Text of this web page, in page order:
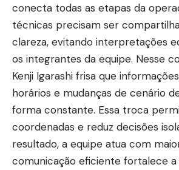
conecta todas as etapas da
técnicas precisam ser
clareza, evitando interpretações
os integrantes da equipe. Nesse
Kenji Igarashi frisa que
horários e mudanças de cenário
forma constante. Essa troca
coordenadas e reduz decisões
resultado, a equipe atua com
comunicação eficiente fortalece a